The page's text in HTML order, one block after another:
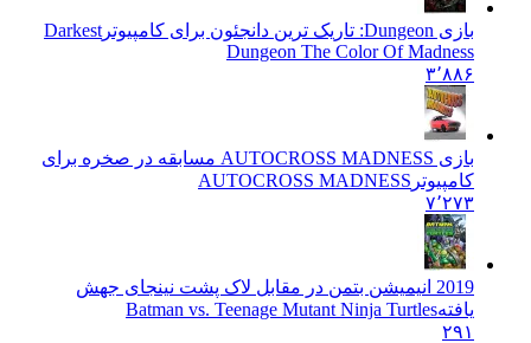
بازی Dungeon: تاریک ترین دانجئون برای کامپیوتر
Darkest
Dungeon The Color Of Madness
۳٬۸۸۶
بازی AUTOCROSS MADNESS مسابقه در صخره برای
کامپیوتر AUTOCROSS MADNESS
۷٬۲۷۳
2019 انیمیشن بتمن در مقابل لاک پشت نینجای جهش
یافتهBatman vs. Teenage Mutant Ninja Turtles
۲۹۱